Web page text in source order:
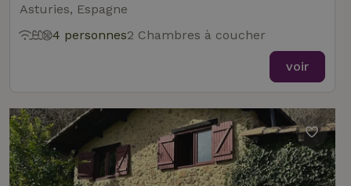
Asturies, Espagne
4 personnes2 Chambres à coucher
voir